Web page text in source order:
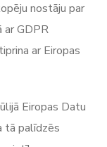
nostāju par
ar GDPR
ar Eiropas
Eiropas Datu
tā palīdzēs